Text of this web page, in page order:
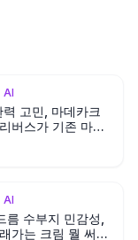
AI
고민, 마데카크
버스가 기존 마데
다 나을까?
AI
름 수부지 민감성,
가는 크림 뭘 써야